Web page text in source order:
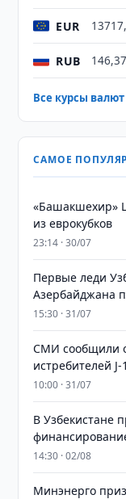
EUR
RUB
Все курсы
САМОЕ
«Башакшехир»
из еврокубков
23:14 · 30/07
Первые леди
Азербайджана
15:30 · 31/07
СМИ сообщили о
истребителей J-
10:00 · 31/07
В Узбекистане
14:30 · 02/08
Минэнерго